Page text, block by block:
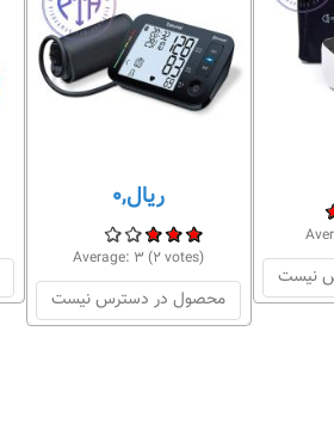
ریال,۰
Average: ۳ (۲votes)
محصول در دسترس نیست
نیست